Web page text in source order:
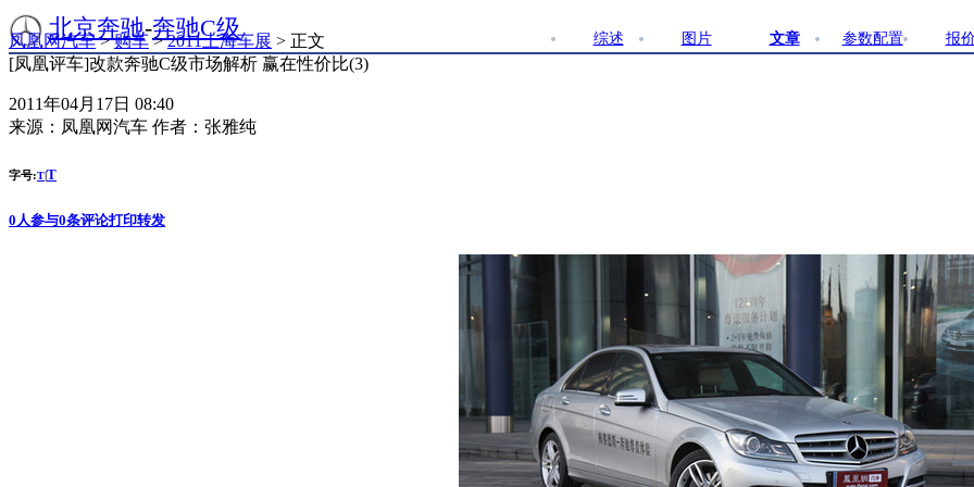
北京奔驰-奔驰C级 综述 图片 文章 参数配置 报
凤凰网汽车>购车>2011上海车展 > 正文
[凤凰评车]改款奔驰C级市场解析 赢在性价比(3)
2011年04月17日 08:40
来源： 凤凰网汽车 作者： 张雅纯
字号:T|T
0 人参与0条评论打印转发